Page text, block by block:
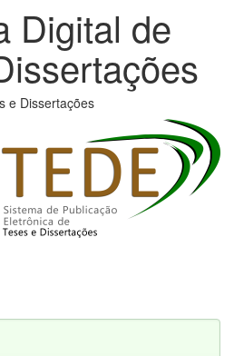
Digital de
e Dissertações